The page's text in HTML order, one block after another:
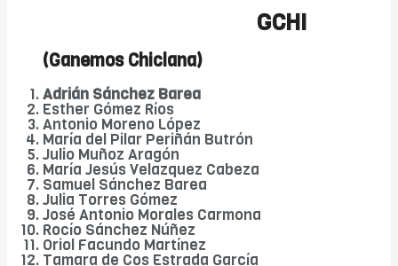
GCHI
(Ganemos Chiclana)
Adrián Sánchez Barea
Esther Gómez Ríos
Antonio Moreno López
María del Pilar Periñán Butrón
Julio Muñoz Aragón
María Jesús Velazquez Cabeza
Samuel Sánchez Barea
Julia Torres Gómez
José Antonio Morales Carmona
Rocío Sánchez Núñez
Oriol Facundo Martínez
Tamara de Cos Estrada García